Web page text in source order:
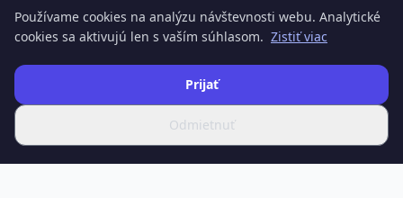
Používame cookies na analýzu návštevnosti webu. Analytické
cookies sa aktivujú len s vaším súhlasom. Zistiť viac
Odmietnuť
Prijať